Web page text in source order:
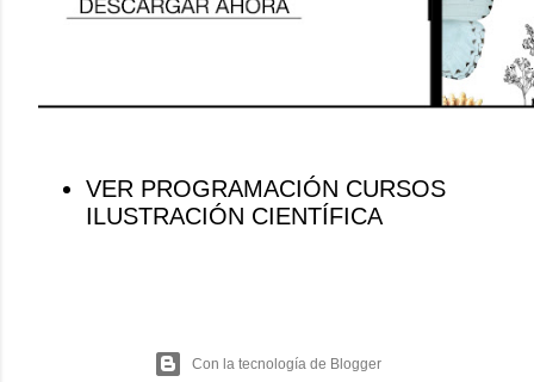
VER PROGRAMACIÓN CURSOS
ILUSTRACIÓN CIENTÍFICA
Con la tecnología de Blogger